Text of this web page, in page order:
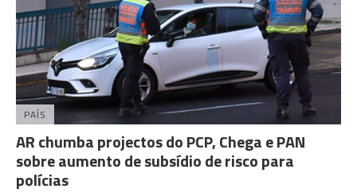
PAÍS
AR chumba projectos do PCP, Chega e PAN
sobre aumento de subsídio de risco para
polícias